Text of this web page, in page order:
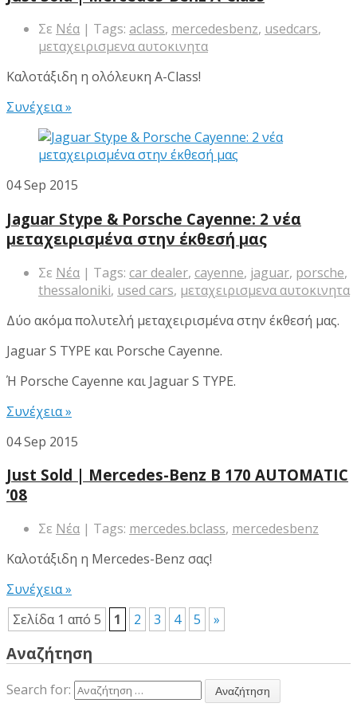
Σε Νέα | Tags: aclass, mercedesbenz, usedcars,
μεταχειρισμενα αυτοκινητα
Καλοτάξιδη η ολόλευκη A-Class!
Συνέχεια »
04Sep 2015
Jaguar Stype & Porsche Cayenne: 2 νέα
μεταχειρισμένα στην έκθεσή μας
Σε Νέα | Tags: car dealer, cayenne, jaguar, porsche,
thessaloniki, used cars, μεταχειρισμενα αυτοκινητα
Δύο ακόμα πολυτελή μεταχειρισμένα στην έκθεσή μας.
Jaguar S TYPE και Porsche Cayenne.
Ή Porsche Cayenne και Jaguar S TYPE.
Συνέχεια »
04Sep 2015
Just Sold | Mercedes-Benz B 170 AUTOMATIC
’08
Σε Νέα | Tags: mercedes.bclass, mercedesbenz
Καλοτάξιδη η Mercedes-Benz σας!
Συνέχεια »
Σελίδα 1 από 5
1 2 3 4 5 »
Αναζήτηση
Search for: